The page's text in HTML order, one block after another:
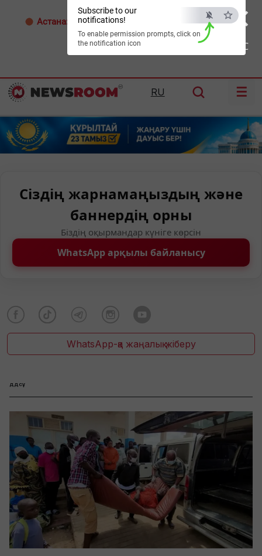
×
ESC
Subscribe to our
notifications!
To enable permission prompts, click on
the notification icon
Астана: 32°C Алматы: Шымкент:36°C
RU ☰
Сіздің жарнамаңыздың және
баннердің орны
Біздің оқырмандар күніге көрсін
WhatsApp арқылы байланысу
WhatsApp-қа жаңалық жіберу
ддсұ